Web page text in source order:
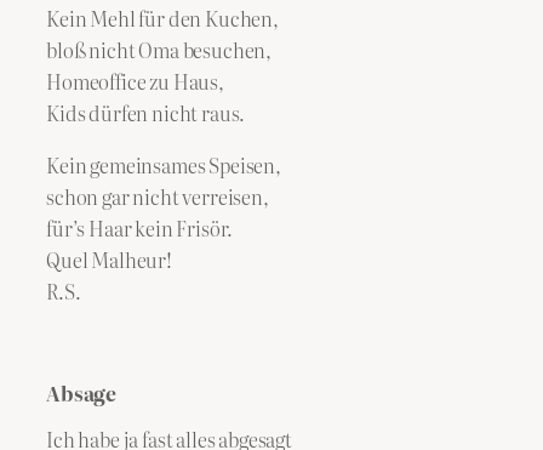
Kein Mehl für den Kuchen,
bloß nicht Oma besuchen,
Homeoffice zu Haus,
Kids dürfen nicht raus.
Kein gemeinsames Speisen,
schon gar nicht verreisen,
für’s Haar kein Frisör.
Quel Malheur!
R.S.
Absage
Ich habe ja fast alles abgesagt